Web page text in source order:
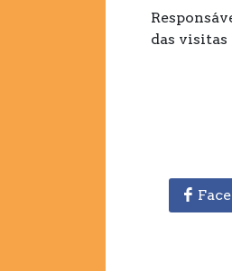
das visitas